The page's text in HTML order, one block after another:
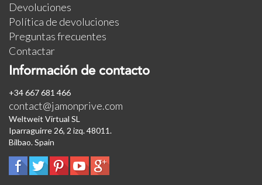
Devoluciones
Política de devoluciones
Preguntas frecuentes
Contactar
Información de contacto
+34 667 681 466
contact@jamonprive.com
Weltweit Virtual SL
Iparraguirre 26, 2 izq. 48011.
Bilbao. Spain